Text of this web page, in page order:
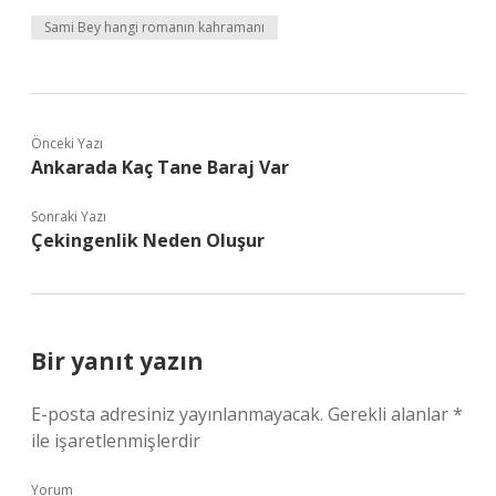
Sami Bey hangi romanın kahramanı
Önceki Yazı
Ankarada Kaç Tane Baraj Var
Sonraki Yazı
Çekingenlik Neden Oluşur
Bir yanıt yazın
E-posta adresiniz yayınlanmayacak. Gerekli alanlar*
ile işaretlenmişlerdir
Yorum